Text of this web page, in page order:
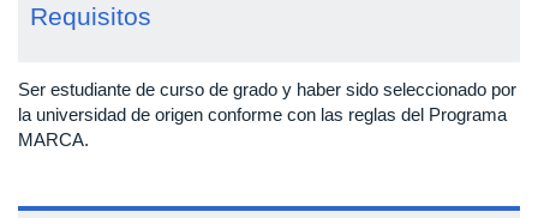
Requisitos
Ser estudiante de curso de grado y haber sido seleccionado por
la universidad de origen conforme con las reglas del Programa
MARCA.